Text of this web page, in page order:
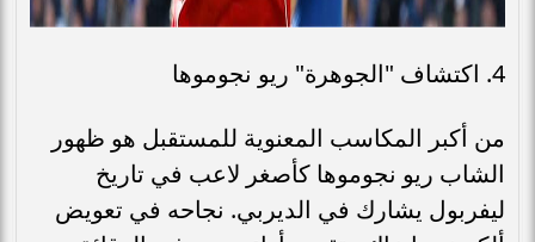
4. اكتشاف "الجوهرة" ريو نجوموها
من أكبر المكاسب المعنوية للمستقبل هو ظهور
الشاب ريو نجوموها كأصغر لاعب في تاريخ
ليفربول يشارك في الديربي. نجاحه في تعويض